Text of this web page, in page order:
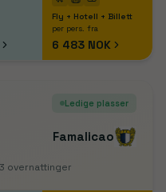
Fly + Hotell + Billett
per pers. fra
6 483 NOK
Ledige plasser
Famalicao
3 overnattinger